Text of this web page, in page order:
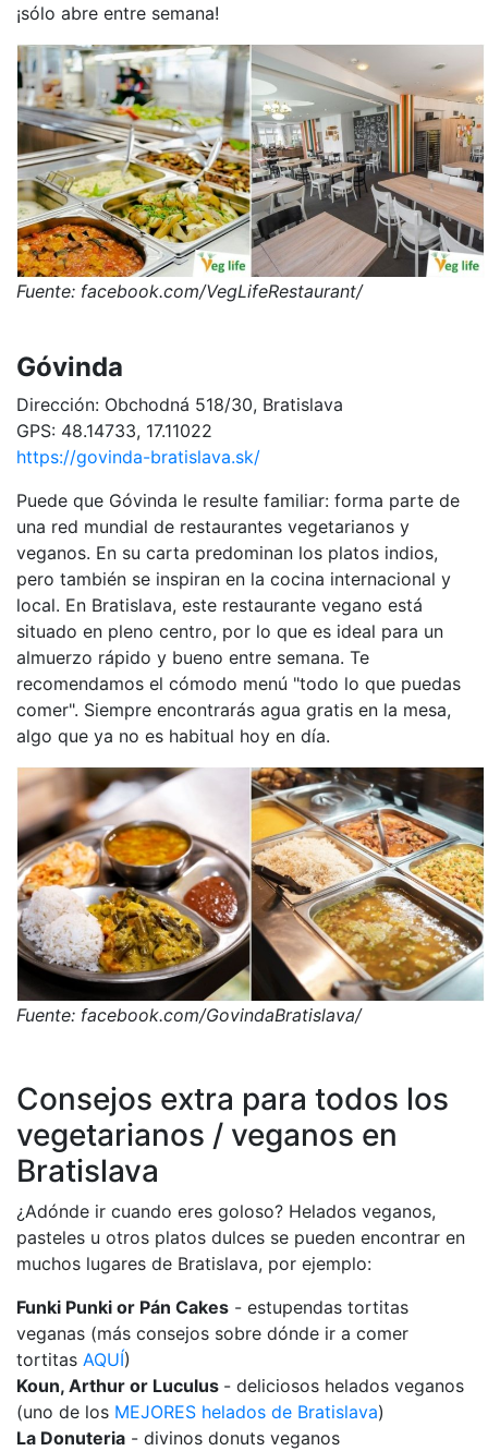
¡sólo abre entre semana!
Fuente: facebook.com/VegLifeRestaurant/
Góvinda
Dirección: Obchodná 518/30, Bratislava
GPS: 48.14733, 17.11022
https://govinda-bratislava.sk/
Puede que Góvinda le resulte familiar: forma parte de
una red mundial de restaurantes vegetarianos y
veganos. En su carta predominan los platos indios,
pero también se inspiran en la cocina internacional y
local. En Bratislava, este restaurante vegano está
situado en pleno centro, por lo que es ideal para un
almuerzo rápido y bueno entre semana. Te
recomendamos el cómodo menú "todo lo que puedas
comer". Siempre encontrarás agua gratis en la mesa,
algo que ya no es habitual hoy en día.
Fuente: facebook.com/GovindaBratislava/
Consejos extra para todos los
vegetarianos / veganos en
Bratislava
¿Adónde ir cuando eres goloso? Helados veganos,
pasteles u otros platos dulces se pueden encontrar en
muchos lugares de Bratislava, por ejemplo:
Funki Punki or Pán Cakes - estupendas tortitas
veganas (más consejos sobre dónde ir a comer
tortitas AQUÍ)
Koun, Arthur or Luculus - deliciosos helados veganos
(uno de los MEJORES helados de Bratislava)
La Donuteria - divinos donuts veganos